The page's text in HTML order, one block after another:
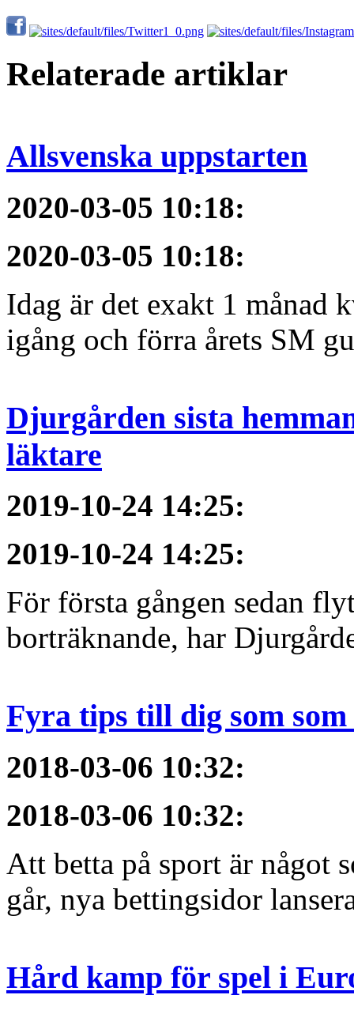
Relaterade artiklar
Allsvenska uppstarten
2020-03-05 10:18:
2020-03-05 10:18:
Idag är det exakt 1 månad
igång och förra årets SM
Djurgården sista
läktare
2019-10-24 14:25:
2019-10-24 14:25:
För första gången sedan
borträknande, har
Fyra tips till dig som
2018-03-06 10:32:
2018-03-06 10:32:
Att betta på sport är något
går, nya bettingsidor
Hård kamp för spel i